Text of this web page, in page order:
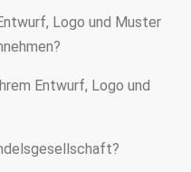
Logo und Muster
Entwurf, Logo und